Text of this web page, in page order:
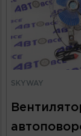
SKYWAY